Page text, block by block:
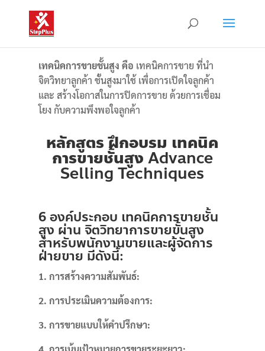
เทคนิคการขายชั้นสูง คือ เทคนิคการขาย ที่นำ
จิตวิทยาลูกค้า ชั้นสูงมาใช้ เพื่อการเปิดใจลูกค้า
และ สร้างโอกาสในการปิดการขาย ด้วยการเชื่อม
โยง กับความพึงพอใจลูกค้า
หลักสูตร ฝึกอบรม เทคนิค
การขายชั้นสูง Advance
Selling Techniques
6 องค์ประกอบ เทคนิคการขายชั้น
สูง ผ่าน จิตวิทยาการขายขั้นสูง
สำหรับพนักงานขายและผู้จัดการ
ฝ่ายขาย มีดังนี้:
1. การสร้างความสัมพันธ์:
2. การประเมินความต้องการ:
3. การขายแบบให้คำปรึกษา: